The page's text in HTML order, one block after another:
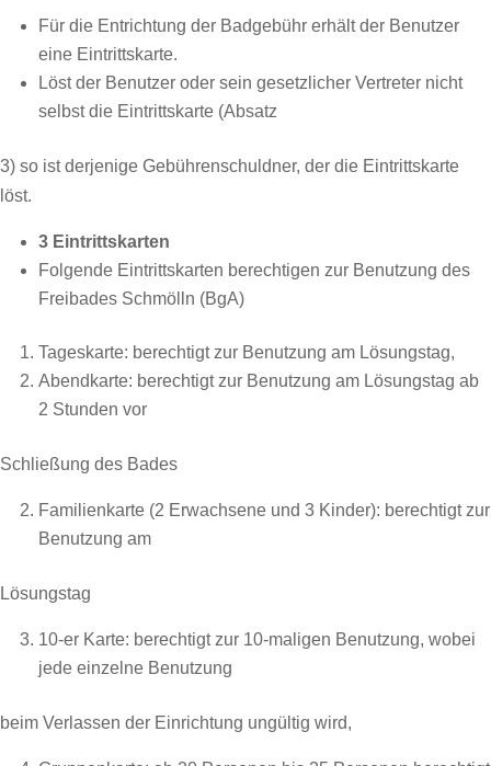
Für die Entrichtung der Badgebühr erhält der Benutzer
eine Eintrittskarte.
Löst der Benutzer oder sein gesetzlicher Vertreter nicht
selbst die Eintrittskarte (Absatz
3) so ist derjenige Gebührenschuldner, der die Eintrittskarte
löst.
3 Eintrittskarten
Folgende Eintrittskarten berechtigen zur Benutzung des
Freibades Schmölln (BgA)
Tageskarte: berechtigt zur Benutzung am Lösungstag,
Abendkarte: berechtigt zur Benutzung am Lösungstag ab
2 Stunden vor
Schließung des Bades
Familienkarte (2 Erwachsene und 3 Kinder): berechtigt zur
Benutzung am
Lösungstag
10-er Karte: berechtigt zur 10-maligen Benutzung, wobei
jede einzelne Benutzung
beim Verlassen der Einrichtung ungültig wird,